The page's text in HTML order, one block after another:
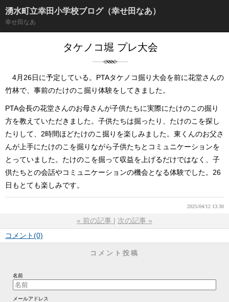
湧水町立幸田小学校ブログ（幸せ田なあ）
幸せ田なあ
タケノコ堀 プレ大会
4月26日に予定している。PTAタケノコ掘り大会を前に花堂さんの
竹林で、事前のたけのこ掘り体験をしてきました。
PTA会長の花堂さんのお母さんが子供たちに実際にたけのこの掘り
方を教えていただきました。子供たちは掘ったり、たけのこを探し
たりして、2時間ほどたけのこ掘りを楽しみました。東くんのお父さ
んが上手にたけのこを掘りながら子供たちとコミュニケーションを
とっていました。たけのこを掘って収益を上げるだけではなく、子
供たちとの会話やコミュニケーションの機会となる体験でした。26
日もとても楽しみです。
2025/04/12 13:30
« 前の記事 次の記事 »
コメント(0)
コメント投稿
名前
メールアドレス